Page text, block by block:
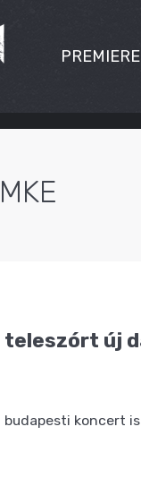
új
koncert